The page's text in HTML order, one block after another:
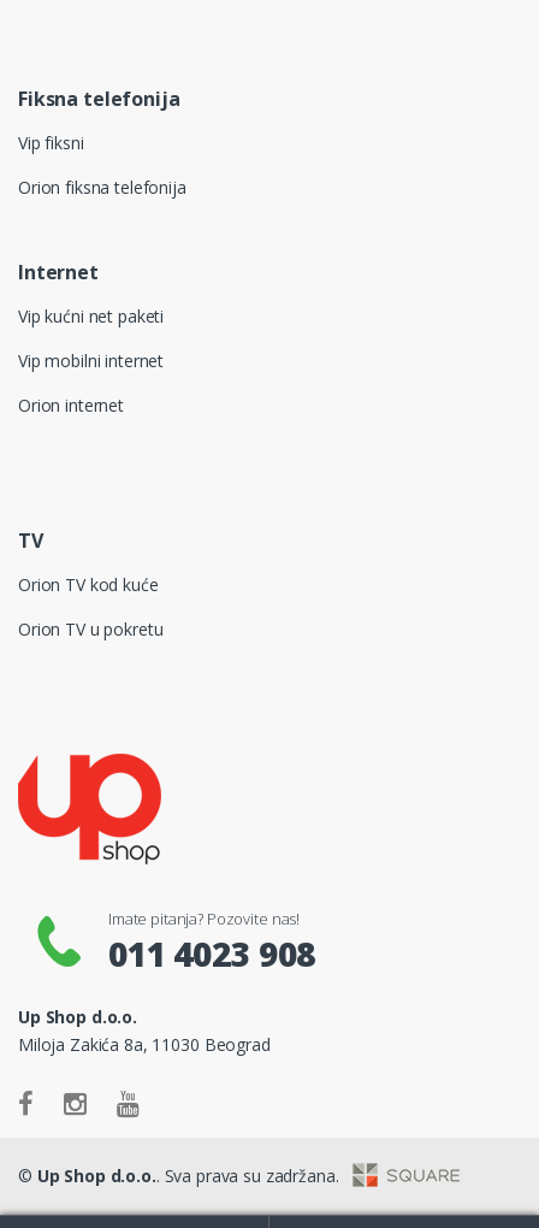
Fiksna telefonija
Vip fiksni
Orion fiksna telefonija
Internet
Vip kućni net paketi
Vip mobilni internet
Orion internet
TV
Orion TV kod kuće
Orion TV u pokretu
Imate pitanja? Pozovite nas!
011 4023 908
Up Shop d.o.o.
Miloja Zakića 8a, 11030 Beograd
© Up Shop d.o.o.. Sva prava su zadržana.